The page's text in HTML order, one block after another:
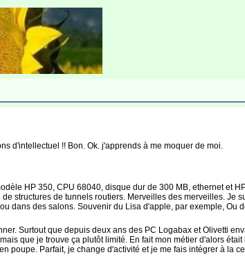
d'intellectuel !! Bon. Ok. j'apprends à me moquer de moi.
HP 350, CPU 68040, disque dur de 300 MB, ethernet et
structures de tunnels routiers. Merveilles des merveilles. Je
dans des salons. Souvenir du Lisa d'apple, par exemple, Ou
Surtout que depuis deux ans des PC Logabax et Olivetti
que je trouve ça plutôt limité. En fait mon métier d'alors
poupe. Parfait, je change d'activité et je me fais intégrer à la